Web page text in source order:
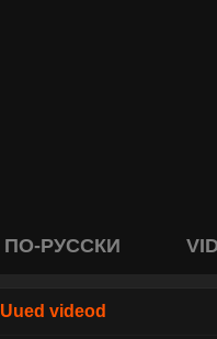
ПО-РУССКИ
Uued videod